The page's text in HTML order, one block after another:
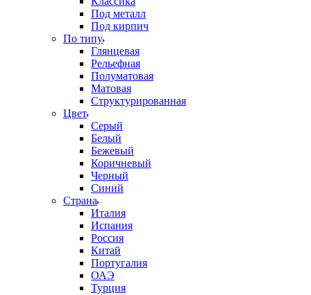
Под металл
Под кирпич
По типу
Глянцевая
Рельефная
Полуматовая
Матовая
Структурированная
Цвет
Серый
Белый
Бежевый
Коричневый
Черный
Синий
Страна
Италия
Испания
Россия
Китай
Португалия
ОАЭ
Турция